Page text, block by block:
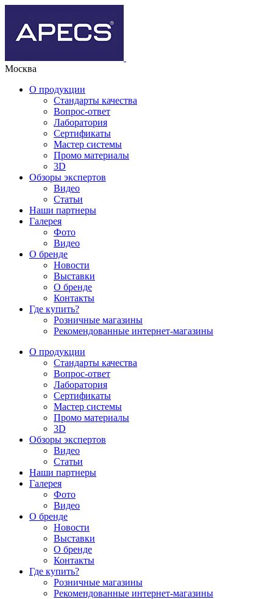
Москва
О продукции
Стандарты качества
Вопрос-ответ
Лаборатория
Сертификаты
Мастер системы
Промо материалы
3D
Обзоры экспертов
Видео
Статьи
Наши партнеры
Галерея
Фото
Видео
О бренде
Новости
Выставки
О бренде
Контакты
Где купить?
Розничные магазины
Рекомендованные интернет-магазины
О продукции
Стандарты качества
Вопрос-ответ
Лаборатория
Сертификаты
Мастер системы
Промо материалы
3D
Обзоры экспертов
Видео
Статьи
Наши партнеры
Галерея
Фото
Видео
О бренде
Новости
Выставки
О бренде
Контакты
Где купить?
Розничные магазины
Рекомендованные интернет-магазины